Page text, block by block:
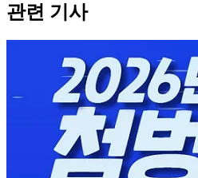
관련 기사